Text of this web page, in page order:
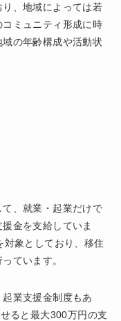
、地域によっては若
ミュニティ形成に時
の年齢構成や活動状
、就業・起業だけで
金を支給していま
象としており、移住
ています。
業支援金制度もあ
ると最大300万円の支